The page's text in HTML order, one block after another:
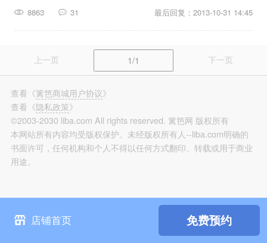
8863 31 最后回复：2013-10-31 14:45
上一页 1/1 下一页
店铺首页 免费预约
查看 《篱笆商城用户协议》
查看 《隐私政策》
©2003-2030 liba.com All rights reserved. 篱笆网 版权所有
本网站所有内容均受版权保护。未经版权所有人--liba.com明确的
书面许可，任何机构和个人不得以任何方式翻印、转载或用于商业
用途。